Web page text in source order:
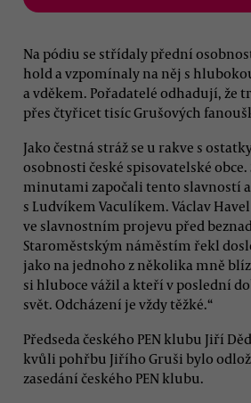
Na pódiu se střídaly přední
hold a vzpomínaly na něj s
a vděkem. Pořadatelé odhadují, že
přes čtyřicet tisíc Grušových
Jako čestná stráž se u rakve s
osobnosti české spisovatelské
minutami započali tento slavností
s Ludvíkem Vaculíkem. Václav
ve slavnostním projevu před
Staroměstským náměstím řekl
jako na jednoho z několika mně
si hluboce vážil a kteří v poslední
svět. Odcházení je vždy těžké.“
Předseda českého PEN klubu Jiří
kvůli pohřbu Jiřího Gruši bylo
zasedání českého PEN klubu.